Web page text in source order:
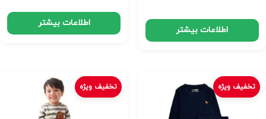
اطلاعات بیشتر
اطلاعات بیشتر
تخفیف ویژه تخفیف ویژه